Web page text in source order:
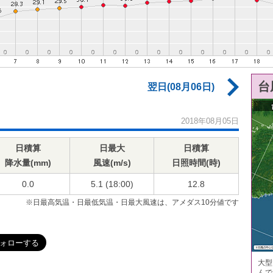
翌日(08月06日)
2018年08月05日
日積算
降水量(mm)
日最大
風速(m/s)
日積算
日照時間(時)
0.0 5.1 (18:00) 12.8
※日最高気温・日最低気温・日最大風速は、アメダス10分値です
大